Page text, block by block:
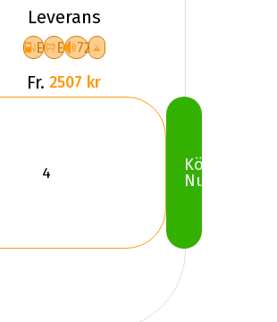
Leverans
E E 72
Fr. 2507 kr
Köp
Nu